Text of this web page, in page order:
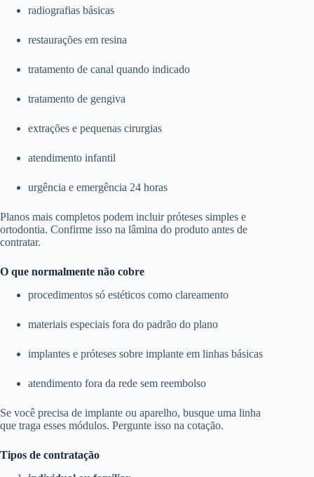
radiografias básicas
restaurações em resina
tratamento de canal quando indicado
tratamento de gengiva
extrações e pequenas cirurgias
atendimento infantil
urgência e emergência 24 horas
Planos mais completos podem incluir próteses simples e
ortodontia. Confirme isso na lâmina do produto antes de
contratar.
O que normalmente não cobre
procedimentos só estéticos como clareamento
materiais especiais fora do padrão do plano
implantes e próteses sobre implante em linhas básicas
atendimento fora da rede sem reembolso
Se você precisa de implante ou aparelho, busque uma linha
que traga esses módulos. Pergunte isso na cotação.
Tipos de contratação